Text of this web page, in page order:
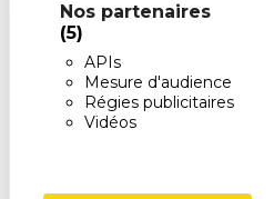
Nos partenaires
(5)
APIs
Mesure d'audience
Régies publicitaires
Vidéos
Numéro 181
Octobre 2013